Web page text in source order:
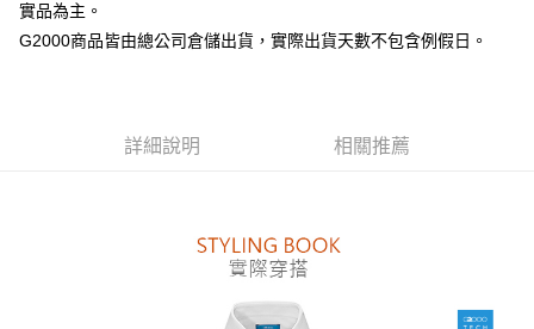
台新國際商業銀行
台灣樂天信用卡公司
全盈+PAY
AFTEE先享後付是「在收到商品之後才付款」的支付方式。 讓您購物簡單
【「AFTEE先享後付」結帳流程】
結帳頁面，進行簡訊認證並確認金額後，即可完成結帳。
每筆NT$80，滿NT$1,500(含以上)免運費
實品為主。
G2000商品皆由總公司倉儲出貨，實際出貨天數不包含例假日。
詳細說明 相關推薦